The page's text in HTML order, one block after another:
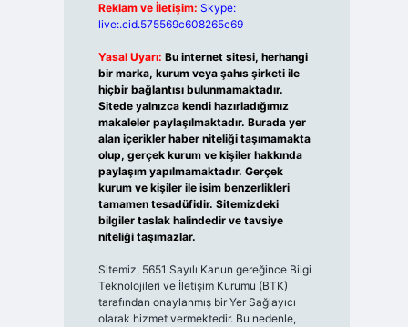
Reklam ve İletişim: Skype:
live:.cid.575569c608265c69
Yasal Uyarı: Bu internet sitesi, herhangi
bir marka, kurum veya şahıs şirketi ile
hiçbir bağlantısı bulunmamaktadır.
Sitede yalnızca kendi hazırladığımız
makaleler paylaşılmaktadır. Burada yer
alan içerikler haber niteliği taşımamakta
olup, gerçek kurum ve kişiler hakkında
paylaşım yapılmamaktadır. Gerçek
kurum ve kişiler ile isim benzerlikleri
tamamen tesadüfidir. Sitemizdeki
bilgiler taslak halindedir ve tavsiye
niteliği taşımazlar.
Sitemiz, 5651 Sayılı Kanun gereğince Bilgi
Teknolojileri ve İletişim Kurumu (BTK)
tarafından onaylanmış bir Yer Sağlayıcı
olarak hizmet vermektedir. Bu nedenle,